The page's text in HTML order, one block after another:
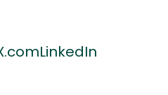
LinkedIn